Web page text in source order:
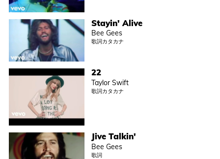
Stayin' Alive
Bee Gees
歌詞カタカナ
22
Taylor Swift
歌詞カタカナ
Jive Talkin'
Bee Gees
歌詞